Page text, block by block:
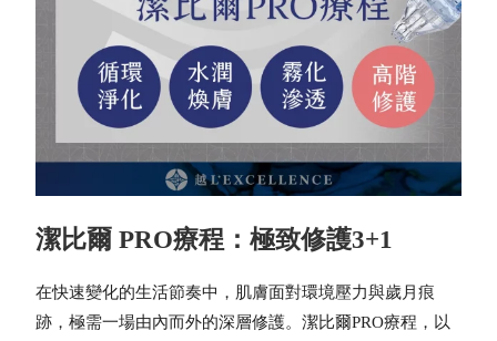
潔比爾 PRO療程：極致修護3+1
在快速變化的生活節奏中，肌膚面對環境壓力與歲月痕
跡，極需一場由內而外的深層修護。潔比爾PRO療程，以